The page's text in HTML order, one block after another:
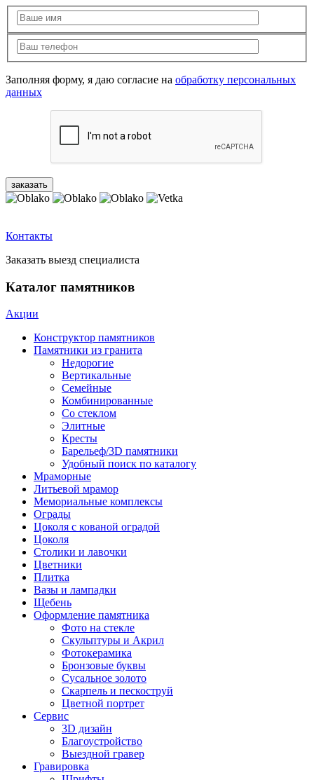
Заполняя форму, я даю согласие на обработку персональных
данных
Контакты
Заказать выезд специалиста
Каталог памятников
Акции
Конструктор памятников
Памятники из гранита
Недорогие
Вертикальные
Семейные
Комбинированные
Со стеклом
Элитные
Кресты
Барельеф/3D памятники
Удобный поиск по каталогу
Мраморные
Литьевой мрамор
Мемориальные комплексы
Ограды
Цоколя с кованой оградой
Цоколя
Столики и лавочки
Цветники
Плитка
Вазы и лампадки
Щебень
Оформление памятника
Фото на стекле
Скульптуры и Акрил
Фотокерамика
Бронзовые буквы
Сусальное золото
Скарпель и пескоструй
Цветной портрет
Сервис
3D дизайн
Благоустройство
Выездной гравер
Гравировка